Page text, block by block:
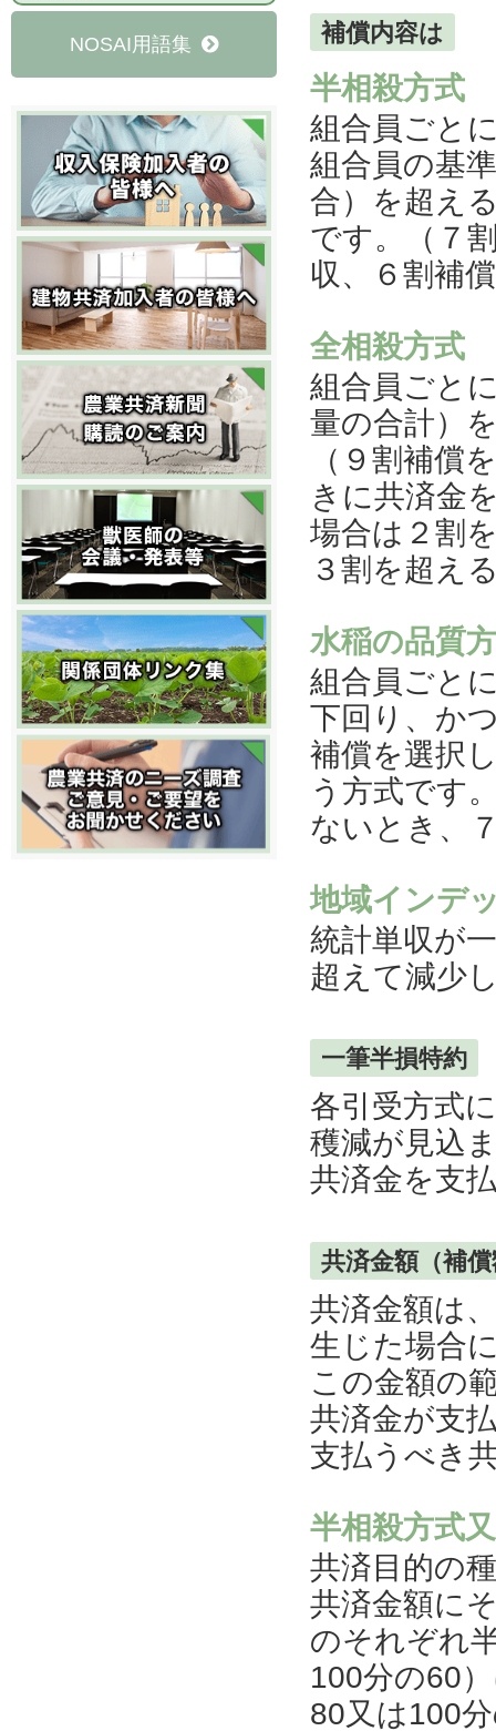
補償内容は
半相殺方式
組合員ごと
組合員の基
合）を超え
です。（７
収、６割補
全相殺方式
組合員ごと
量の合計）
（９割補償
きに共済金
場合は２割
３割を超え
水稲の品質
組合員ごと
下回り、か
補償を選択
う方式です
ないとき、
地域インデ
統計単収が
超えて減少
一筆半損特約
各引受方式
穫減が見込
共済金を支
共済金額（補
共済金額は
生じた場合
この金額の
共済金が支
支払うべき
半相殺方式
共済目的の
共済金額に
のそれぞれ
100分の60
80又は100
NOSAI用語集